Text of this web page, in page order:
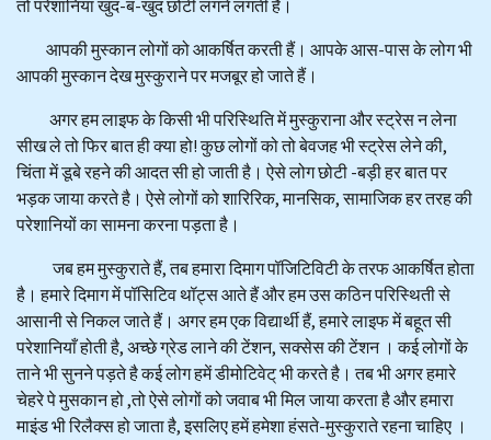
तो परेशानियां खुद-ब-खुद छोटी लगने लगती हैं।
आपकी मुस्कान लोगों को आकर्षित करती हैं। आपके आस-पास के लोग भी
आपकी मुस्कान देख मुस्कुराने पर मजबूर हो जाते हैं।
अगर हम लाइफ के किसी भी परिस्थिति में मुस्कुराना और स्ट्रेस न लेना
सीख ले तो फिर बात ही क्या हो! कुछ लोगों को तो बेवजह भी स्ट्रेस लेने की,
चिंता में डूबे रहने की आदत सी हो जाती है। ऐसे लोग छोटी -बड़ी हर बात पर
भड़क जाया करते है। ऐसे लोगों को शारिरिक, मानसिक, सामाजिक हर तरह की
परेशानियों का सामना करना पड़ता है।
जब हम मुस्कुराते हैं, तब हमारा दिमाग पॉजिटिविटी के तरफ आकर्षित होता
है। हमारे दिमाग में पॉसिटिव थॉट्स आते हैं और हम उस कठिन परिस्थिती से
आसानी से निकल जाते हैं। अगर हम एक विद्यार्थी हैं, हमारे लाइफ में बहूत सी
परेशानियाँ होती है, अच्छे ग्रेड लाने की टेंशन, सक्सेस की टेंशन । कई लोगों के
ताने भी सुनने पड़ते है कई लोग हमें डीमोटिवेट् भी करते है। तब भी अगर हमारे
चेहरे पे मुसकान हो ,तो ऐसे लोगों को जवाब भी मिल जाया करता है और हमारा
माइंड भी रिलैक्स हो जाता है, इसलिए हमें हमेशा हंसते-मुस्कुराते रहना चाहिए ।